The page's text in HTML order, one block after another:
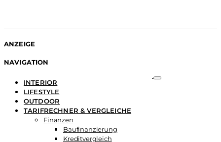
ANZEIGE
NAVIGATION
INTERIOR
LIFESTYLE
OUTDOOR
TARIFRECHNER & VERGLEICHE
Finanzen
Baufinanzierung
Kreditvergleich